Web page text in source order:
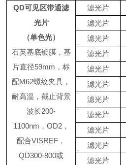
QD可见区带通滤
光片
（单色光）
石英基底镀膜，基
片直径59mm，标
配M62螺纹夹具，
耐高温，截止背景
波长200-
1100nm，OD2，
配合VISREF，
QD300-800或
滤光片
滤光片
滤光片
滤光片
滤光片
滤光片
滤光片
滤光片
滤光片
滤光片
滤光片